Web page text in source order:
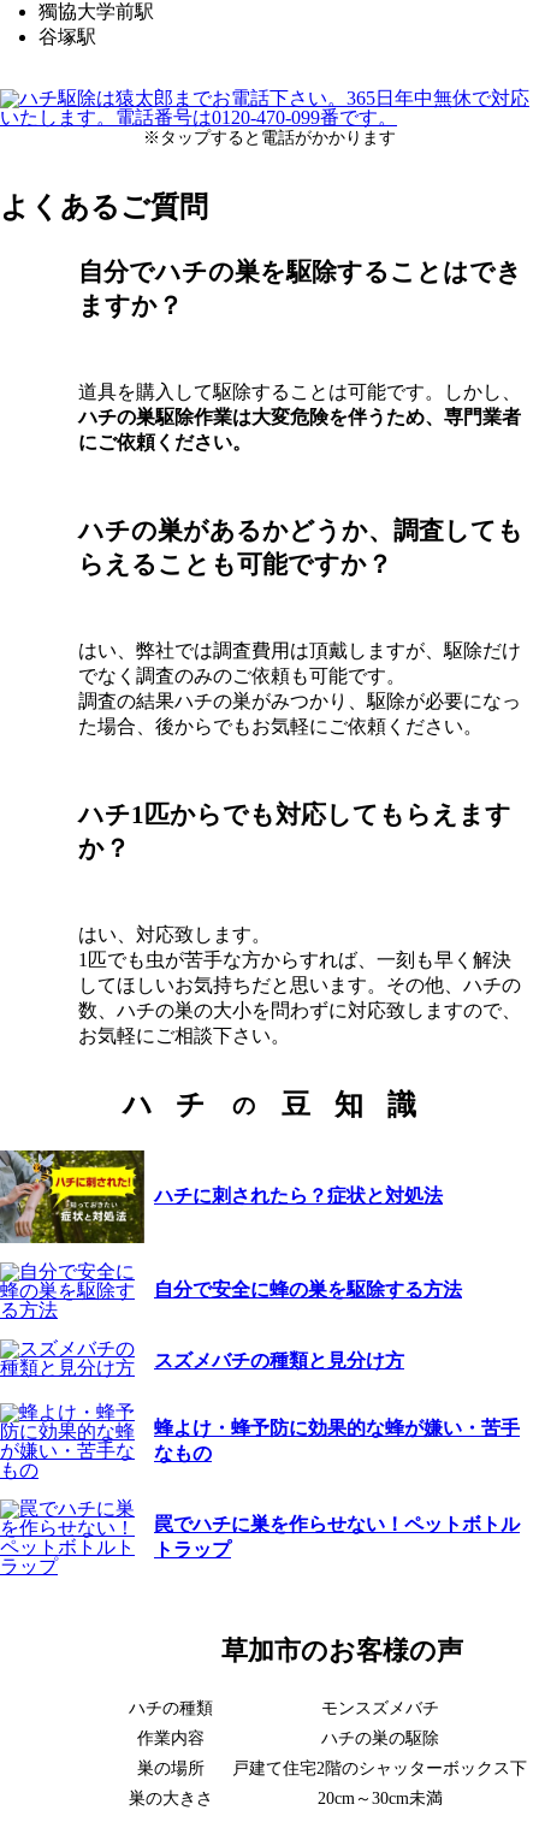
獨協大学前駅
谷塚駅
※タップすると電話がかかります
よくあるご質問
自分でハチの巣を駆除することはでき
ますか？
道具を購入して駆除することは可能です。しかし、
ハチの巣駆除作業は大変危険を伴うため、専門業者
にご依頼ください。
ハチの巣があるかどうか、調査しても
らえることも可能ですか？
はい、弊社では調査費用は頂戴しますが、駆除だけ
でなく調査のみのご依頼も可能です。
調査の結果ハチの巣がみつかり、駆除が必要になっ
た場合、後からでもお気軽にご依頼ください。
ハチ1匹からでも対応してもらえます
か？
はい、対応致します。
1匹でも虫が苦手な方からすれば、一刻も早く解決
してほしいお気持ちだと思います。その他、ハチの
数、ハチの巣の大小を問わずに対応致しますので、
お気軽にご相談下さい。
ハ チ の 豆 知 識
ハチに刺されたら？症状と対処法
自分で安全に蜂の巣を駆除する方法
スズメバチの種類と見分け方
蜂よけ・蜂予防に効果的な蜂が嫌い・苦手
なもの
罠でハチに巣を作らせない！ペットボトル
トラップ
草加市のお客様の声
ハチの種類
モンスズメバチ
作業内容
ハチの巣の駆除
巣の場所
戸建て住宅2階のシャッターボックス下
巣の大きさ
20cm～30cm未満